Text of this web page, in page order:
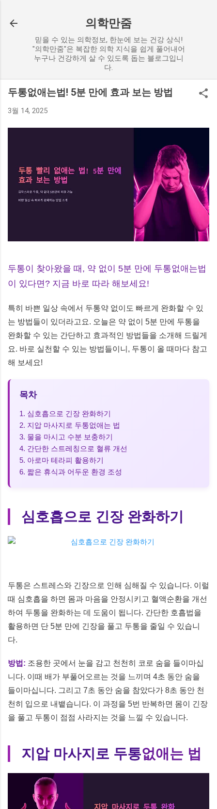
의학만줌
믿을 수 있는 의학정보, 한눈에 보는 건강 상식!
"의학만줌"은 복잡한 의학 지식을 쉽게 풀어내어
누구나 건강하게 살 수 있도록 돕는 블로그입니
다.
두통없애는법! 5분 만에 효과 보는 방법
3월 14, 2025
두통이 찾아왔을 때, 약 없이 5분 만에 두통없애는법
이 있다면? 지금 바로 따라 해보세요!
특히 바쁜 일상 속에서 두통약 없이도 빠르게 완화할 수 있
는 방법들이 있더라고요. 오늘은 약 없이 5분 만에 두통을
완화할 수 있는 간단하고 효과적인 방법들을 소개해 드릴게
요. 바로 실천할 수 있는 방법들이니, 두통이 올 때마다 참고
해 보세요!
목차
1. 심호흡으로 긴장 완화하기
2. 지압 마사지로 두통없애는 법
3. 물을 마시고 수분 보충하기
4. 간단한 스트레칭으로 혈류 개선
5. 아로마 테라피 활용하기
6. 짧은 휴식과 어두운 환경 조성
심호흡으로 긴장 완화하기
두통은 스트레스와 긴장으로 인해 심해질 수 있습니다. 이럴
때 심호흡을 하면 몸과 마음을 안정시키고 혈액순환을 개선
하여 두통을 완화하는 데 도움이 됩니다. 간단한 호흡법을
활용하면 단 5분 만에 긴장을 풀고 두통을 줄일 수 있습니
다.
방법: 조용한 곳에서 눈을 감고 천천히 코로 숨을 들이마십
니다. 이때 배가 부풀어오르는 것을 느끼며 4초 동안 숨을
들이마십니다. 그리고 7초 동안 숨을 참았다가 8초 동안 천
천히 입으로 내뱉습니다. 이 과정을 5번 반복하면 몸이 긴장
을 풀고 두통이 점점 사라지는 것을 느낄 수 있습니다.
지압 마사지로 두통없애는 법